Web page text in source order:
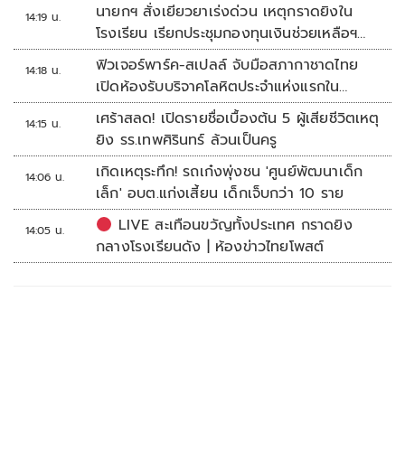
14:19 น.
นายกฯ สั่งเยียวยาเร่งด่วน เหตุกราดยิงใน
โรงเรียน เรียกประชุมกองทุนเงินช่วยเหลือฯ
ทันที
14:18 น.
ฟิวเจอร์พาร์ค-สเปลล์ จับมือสภากาชาดไทย
เปิดห้องรับบริจาคโลหิตประจำแห่งแรกใน
ศูนย์การค้าปทุมธานี
14:15 น.
เศร้าสลด! เปิดรายชื่อเบื้องต้น 5 ผู้เสียชีวิตเหตุ
ยิง รร.เทพศิรินทร์ ล้วนเป็นครู
14:06 น.
เกิดเหตุระทึก! รถเก๋งพุ่งชน 'ศูนย์พัฒนาเด็ก
เล็ก' อบต.แก่งเสี้ยน เด็กเจ็บกว่า 10 ราย
14:05 น.
LIVE สะเทือนขวัญทั้งประเทศ กราดยิง
กลางโรงเรียนดัง | ห้องข่าวไทยโพสต์